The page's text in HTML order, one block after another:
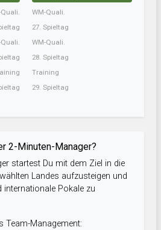
WM-Quali.
27. Spieltag
WM-Quali.
28. Spieltag
Training
29. Spieltag
2-Minuten-Manager?
startest Du mit dem Ziel in die
Landes aufzusteigen und
internationale Pokale zu
Team-Management: